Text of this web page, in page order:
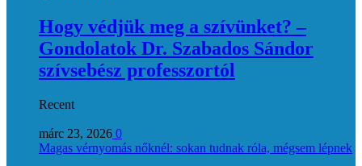
Hogy védjük meg a szívünket? –
Gondolatok Dr. Szabados Sándor
szívsebész professzortól
Recent
márc 23, 2026 0
Magas vérnyomás nőknél: sokan tudnak róla, mégsem lépnek